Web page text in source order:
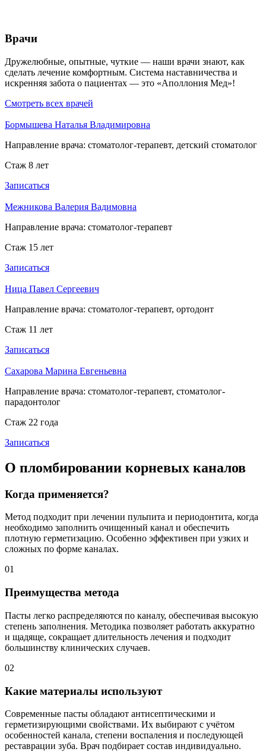
Врачи
Дружелюбные, опытные, чуткие — наши врачи знают, как
сделать лечение комфортным. Система наставничества и
искренняя забота о пациентах — это «Аполлония Мед»!
Смотреть всех врачей
Бормышева Наталья Владимировна
Направление врача: стоматолог-терапевт, детский стоматолог
Стаж 8 лет
Записаться
Межникова Валерия Вадимовна
Направление врача: стоматолог-терапевт
Стаж 15 лет
Записаться
Ница Павел Сергеевич
Направление врача: стоматолог-терапевт, ортодонт
Стаж 11 лет
Записаться
Сахарова Марина Евгеньевна
Направление врача: стоматолог-терапевт, стоматолог-
парадонтолог
Стаж 22 года
Записаться
О пломбировании корневых каналов
Когда применяется?
Метод подходит при лечении пульпита и периодонтита, когда
необходимо заполнить очищенный канал и обеспечить
плотную герметизацию. Особенно эффективен при узких и
сложных по форме каналах.
01
Преимущества метода
Пасты легко распределяются по каналу, обеспечивая высокую
степень заполнения. Методика позволяет работать аккуратно
и щадяще, сокращает длительность лечения и подходит
большинству клинических случаев.
02
Какие материалы используют
Современные пасты обладают антисептическими и
герметизирующими свойствами. Их выбирают с учётом
особенностей канала, степени воспаления и последующей
реставрации зуба. Врач подбирает состав индивидуально.